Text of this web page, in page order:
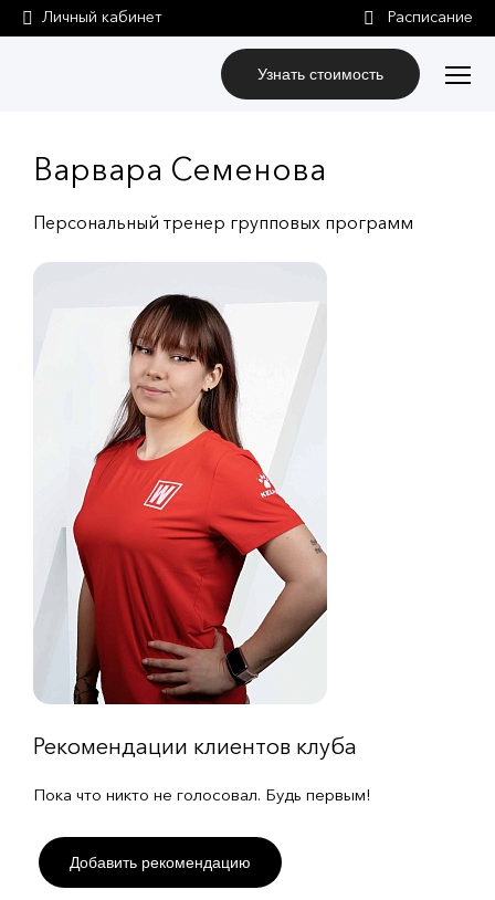
Личный кабинет
Узнать стоимость
Варвара Семенова
Персональный тренер групповых программ
Рекомендации клиентов клуба
Пока что никто не голосовал. Будь первым!
Добавить рекомендацию